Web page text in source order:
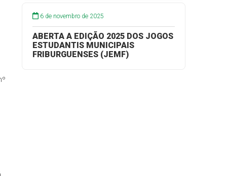
6 de novembro de 2025
ABERTA A EDIÇÃO 2025 DOS JOGOS
ESTUDANTIS MUNICIPAIS
FRIBURGUENSES (JEMF)